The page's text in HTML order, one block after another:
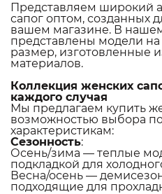
Представляем широкий
сапог оптом, созданных
вашем магазине. В
представлены модели
размер, изготовленные
материалов.
Коллекция женских
каждого случая
Мы предлагаем купить
возможностью выбора
характеристикам:
Сезонность:
Осень/зима — теплые
подкладкой для
Весна/осень —
подходящие для